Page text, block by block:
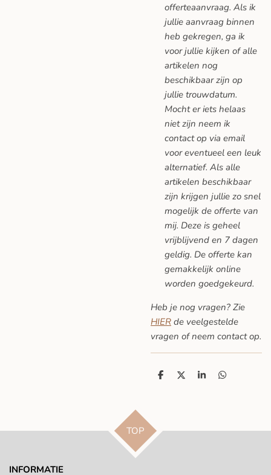
offerteaanvraag. Als ik
jullie aanvraag binnen
heb gekregen, ga ik
voor jullie kijken of alle
artikelen nog
beschikbaar zijn op
jullie trouwdatum.
Mocht er iets helaas
niet zijn neem ik
contact op via email
voor eventueel een leuk
alternatief. Als alle
artikelen beschikbaar
zijn krijgen jullie zo snel
mogelijk de offerte van
mij. Deze is geheel
vrijblijvend en 7 dagen
geldig. De offerte kan
gemakkelijk online
worden goedgekeurd.
Heb je nog vragen? Zie
HIER de veelgestelde
vragen of neem contact op.
D
D
S
D
TOP
INFORMATIE